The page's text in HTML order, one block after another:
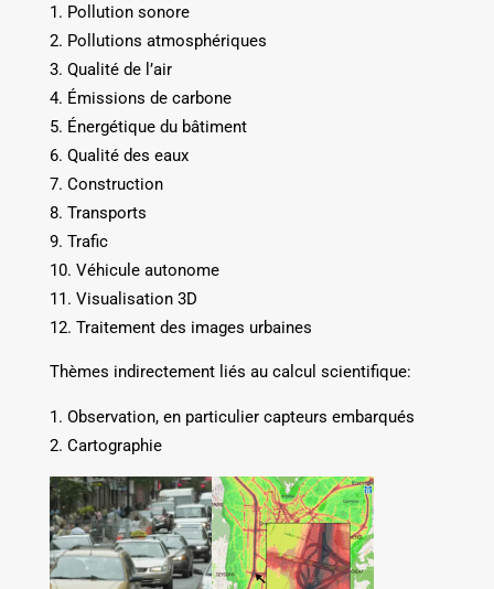
Pollution sonore
Pollutions atmosphériques
Qualité de l’air
Émissions de carbone
Énergétique du bâtiment
Qualité des eaux
Construction
Transports
Trafic
Véhicule autonome
Visualisation 3D
Traitement des images urbaines
Thèmes indirectement liés au calcul scientifique:
Observation, en particulier capteurs embarqués
Cartographie